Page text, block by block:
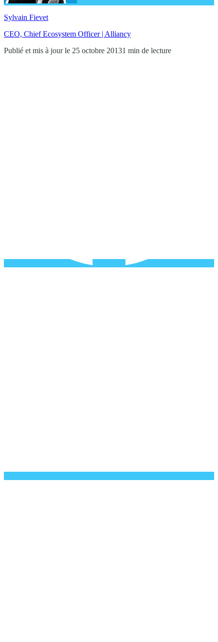
Sylvain Fievet
CEO, Chief Ecosystem Officer | Alliancy
Publié et mis à jour le 25 octobre 20131 min de lecture